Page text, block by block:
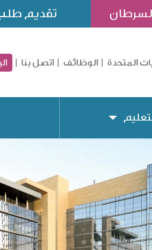
تقديم
المتحدة الوظائف اتصل بنا